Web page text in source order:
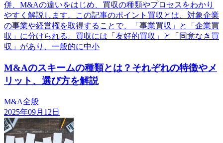
併、M&Aの違いをはじめ、買収の種類やプロセスをわかり
やすく解説します。この記事のポイント買収とは、対象企業
の事業や経営権を取得することで、「事業買収」と「企業買
収」に分けられる。買収には「友好的買収」と「同意なき買
収」があり、一般的に中小
M&Aのスキームの種類とは？それぞれの特徴やメ
リット、選び方を解説
M&A全般
2025年09月12日